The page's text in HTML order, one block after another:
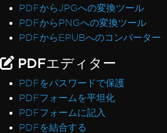
PDFからJPGへの変換ツール
PDFからPNGへの変換ツール
PDFからEPUBへのコンバーター
PDFエディター
PDFをパスワードで保護
PDFフォームを平坦化
PDFフォームに記入
PDFを結合する